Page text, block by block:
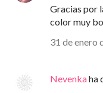
Gracias por
color muy
31 de enero
Nevenkaha